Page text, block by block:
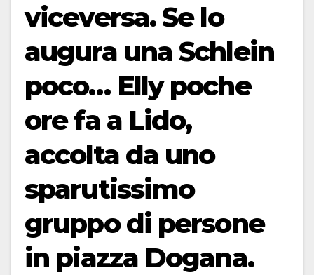
viceversa. Se lo
augura una Schlein
poco… Elly poche
ore fa a Lido,
accolta da uno
sparutissimo
gruppo di persone
in piazza Dogana.